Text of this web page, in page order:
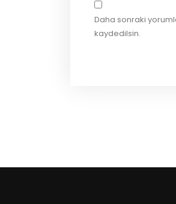
Daha sonraki
kaydedilsin.